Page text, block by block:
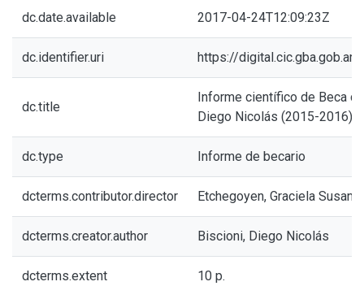
dc.date.available 2017-04-24T12:09:23Z
dc.identifier.uri https://
dc.title
Informe científico de Beca
Diego Nicolás (2015-2016)
dc.type Informe de becario
dcterms.contributor.director Etchegoyen, Graciela Susana
dcterms.creator.author Biscioni, Diego Nicolás
dcterms.extent 10 p.